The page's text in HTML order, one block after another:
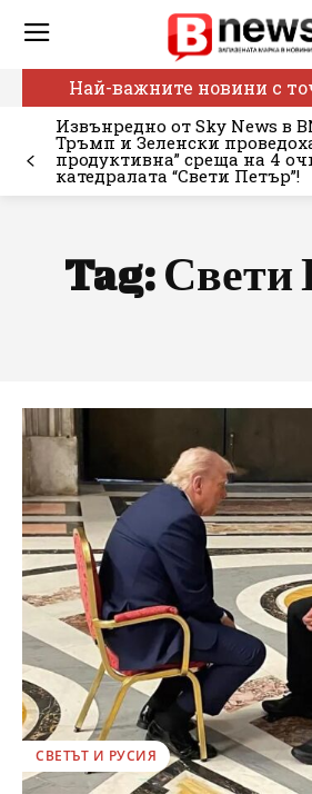
Най-важните новини с
Извънредно от Sky News в
Тръмп и Зеленски
продуктивна” среща на 4
катедралата “Свети Петър”!
Tag: Свети
СВЕТЪТ И РУСИЯ